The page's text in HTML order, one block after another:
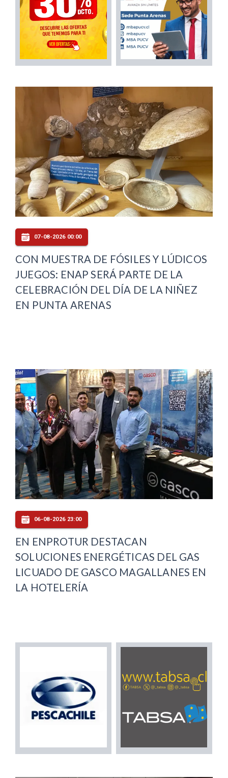
07-08-2026 00:00
CON MUESTRA DE FÓSILES Y LÚDICOS
JUEGOS: ENAP SERÁ PARTE DE LA
CELEBRACIÓN DEL DÍA DE LA NIÑEZ
EN PUNTA ARENAS
06-08-2026 23:00
EN ENPROTUR DESTACAN
SOLUCIONES ENERGÉTICAS DEL GAS
LICUADO DE GASCO MAGALLANES EN
LA HOTELERÍA